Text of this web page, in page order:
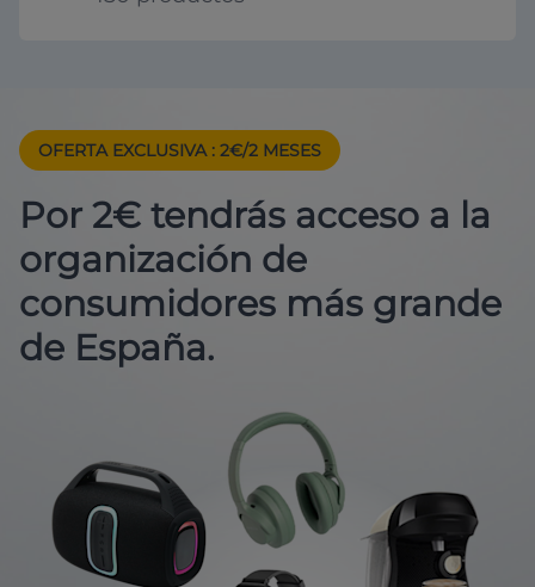
OFERTA EXCLUSIVA : 2€/2 MESES
Por 2€ tendrás acceso a la
organización de
consumidores más grande
de España.